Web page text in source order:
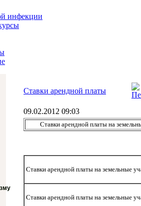
инфекции
Ставки арендной платы
09.02.2012 09:03
Ставки арендной платы на
Ставки арендной платы на земельные
Ставки арендной платы на земельные